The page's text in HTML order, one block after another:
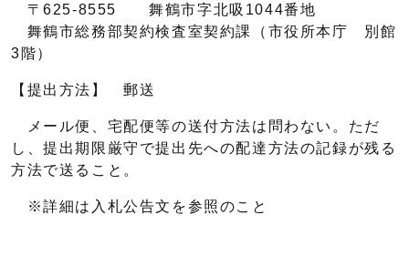
〒625-8555 舞鶴市字北吸1044番地
舞鶴市総務部契約検査室契約課（市役所本庁 別館
3階）
【提出方法】 郵送
メール便、宅配便等の送付方法は問わない。ただ
し、提出期限厳守で提出先への配達方法の記録が残る
方法で送ること。
※詳細は入札公告文を参照のこと